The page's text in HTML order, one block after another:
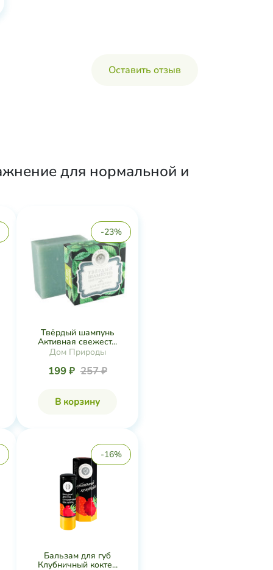
Оставить отзыв
для нормальной и
-23%
Твёрдый шампунь
Активная свежест...
Дом Природы
199 ₽ 257 ₽
В корзину
-16%
Бальзам для губ
Клубничный кокте...